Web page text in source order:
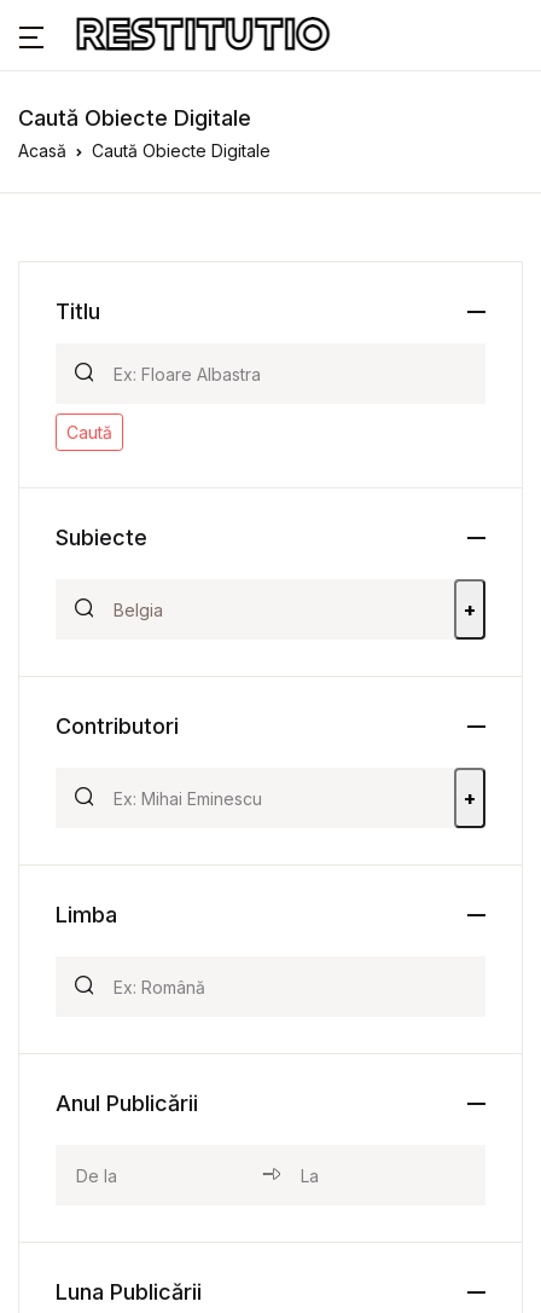
Caută Obiecte Digitale
Acasă Caută Obiecte Digitale
Titlu
Caută
Subiecte
+
Contributori
+
Limba
Anul Publicării
Luna Publicării